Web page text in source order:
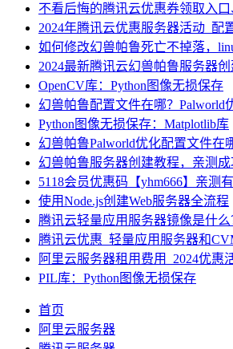
不看后悔的腾讯云优惠券领取入
2024年腾讯云优惠服务器活动_配
如何修改幻兽帕鲁死亡不掉落，
2024最新腾讯云幻兽帕鲁服务器创
OpenCV库：Python图像无损保存
幻兽帕鲁配置文件在哪？Palworld
Python图像无损保存：Matplotlib库
幻兽帕鲁Palworld优化配置文件在
幻兽帕鲁服务器创建教程，亲测成
5118会员优惠码【yhm666】亲测
使用Node.js创建Web服务器全流程
腾讯云轻量应用服务器镜像是什么
腾讯云优惠_轻量应用服务器和
阿里云服务器租用费用_2024优惠
PIL库：Python图像无损保存
首页
阿里云服务器